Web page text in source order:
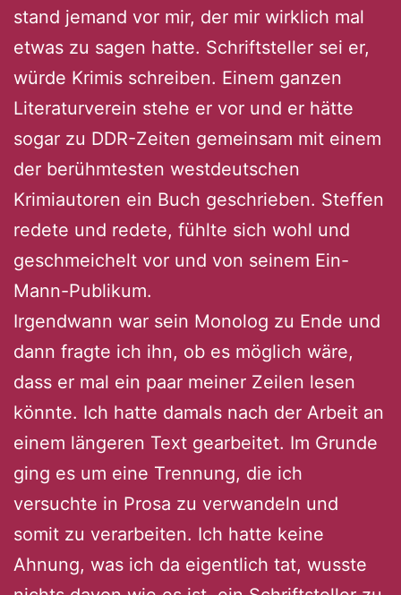
stand jemand vor mir, der mir wirklich mal
etwas zu sagen hatte. Schriftsteller sei er,
würde Krimis schreiben. Einem ganzen
Literaturverein stehe er vor und er hätte
sogar zu DDR-Zeiten gemeinsam mit einem
der berühmtesten westdeutschen
Krimiautoren ein Buch geschrieben. Steffen
redete und redete, fühlte sich wohl und
geschmeichelt vor und von seinem Ein-
Mann-Publikum.
Irgendwann war sein Monolog zu Ende und
dann fragte ich ihn, ob es möglich wäre,
dass er mal ein paar meiner Zeilen lesen
könnte. Ich hatte damals nach der Arbeit an
einem längeren Text gearbeitet. Im Grunde
ging es um eine Trennung, die ich
versuchte in Prosa zu verwandeln und
somit zu verarbeiten. Ich hatte keine
Ahnung, was ich da eigentlich tat, wusste